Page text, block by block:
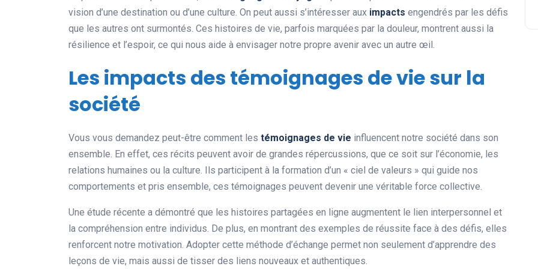
vision d’une destination ou d’une culture. On peut aussi s’intéresser aux impacts engendrés par les défis
que les autres ont surmontés. Ces histoires de vie, parfois marquées par la douleur, montrent aussi la
résilience et l’espoir, ce qui nous aide à envisager notre propre avenir avec un autre œil.
Les impacts des témoignages de vie sur la
société
Vous vous demandez peut-être comment les témoignages de vie influencent notre société dans son
ensemble. En effet, ces récits peuvent avoir de grandes répercussions, que ce soit sur l’économie, les
relations humaines ou la culture. Ils participent à la formation d’un « ciel de valeurs » qui guide nos
comportements et pris ensemble, ces témoignages peuvent devenir une véritable force collective.
Une étude récente a démontré que les histoires partagées en ligne augmentent le lien interpersonnel et
la compréhension entre individus. De plus, en montrant des exemples de réussite face à des défis, elles
renforcent notre motivation. Adopter cette méthode d’échange permet non seulement d’apprendre des
leçons de vie, mais aussi de tisser des liens nouveaux et authentiques.